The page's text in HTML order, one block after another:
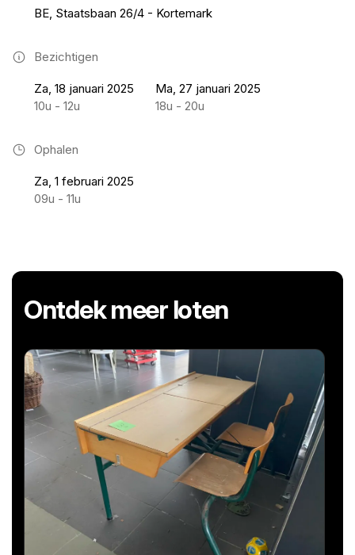
BE, Staatsbaan 26/4 - Kortemark
Bezichtigen
Za, 18 januari 2025
10u - 12u
Ma, 27 januari 2025
18u - 20u
Ophalen
Za, 1 februari 2025
09u - 11u
Ontdek meer loten